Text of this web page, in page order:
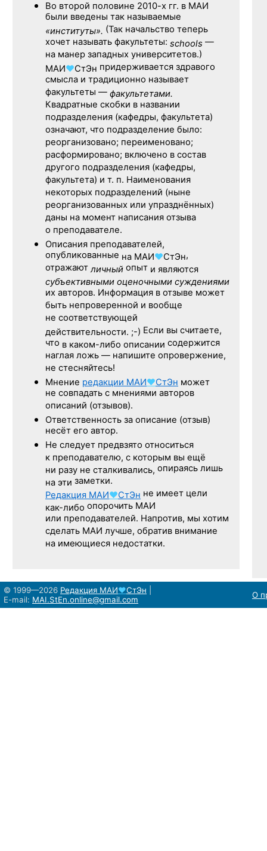
Во второй половине 2010-х гг. в МАИ
были введены так называемые
«институты». (Так начальство теперь
хочет называть факультеты: schools —
на манер западных университетов.)
МАИ♥СтЭн придерживается здравого
смысла и традиционно называет
факультеты — факультетами.
Квадратные скобки в названии
подразделения (кафедры, факультета)
означают, что подразделение было:
реорганизовано; переименовано;
расформировано; включено в состав
другого подразделения (кафедры,
факультета) и т. п. Наименования
некоторых подразделений (ныне
реорганизованных или упразднённых)
даны на момент написания отзыва
о преподавателе.
Описания преподавателей,
опубликованные на МАИ♥СтЭн,
отражаютличный опыт и являются
субъективными оценочными суждениями
их авторов. Информация в отзыве может
быть непроверенной и вообще
не соответствующей
действительности. ;-) Если вы считаете,
что в каком-либо описании содержится
наглая ложь — напишите опровержение,
не стесняйтесь!
Мнение редакции МАИ♥СтЭн может
не совпадать с мнениями авторов
описаний (отзывов).
Ответственность за описание (отзыв)
несёт его автор.
Не следует предвзято относиться
к преподавателю, с которым вы ещё
ни разу не сталкивались, опираясь лишь
на эти заметки.
Редакция МАИ♥СтЭн не имеет цели
как-либо опорочить МАИ
или преподавателей. Напротив, мы хотим
сделать МАИ лучше, обратив внимание
на имеющиеся недостатки.
© 1999—2026 Редакция МАИ♥СтЭн
E-mail: MAI.StEn.online@gmail.com О